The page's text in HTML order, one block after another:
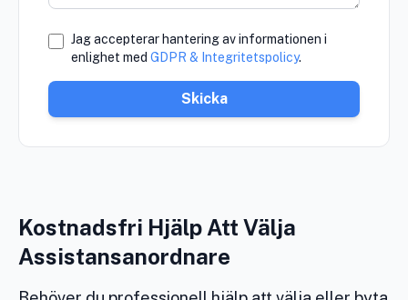
Jag accepterar hantering av informationen i
enlighet med GDPR & Integritetspolicy.
Skicka
Kostnadsfri Hjälp Att Välja
Assistansanordnare